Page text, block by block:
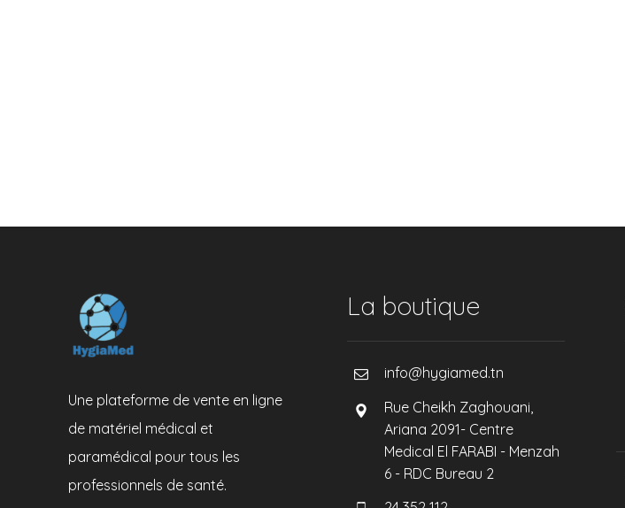
Une plateforme de vente en ligne
de matériel médical et
paramédical pour tous les
professionnels de santé.
La boutique
info@hygiamed.tn
Rue Cheikh Zaghouani,
Ariana 2091- Centre
Medical El FARABI - Menzah
6 - RDC Bureau 2